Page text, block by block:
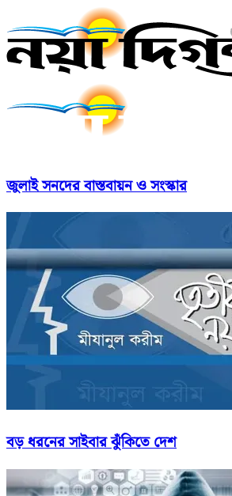
জুলাই সনদের বাস্তবায়ন ও সংস্কার
বড় ধরনের সাইবার ঝুঁকিতে দেশ